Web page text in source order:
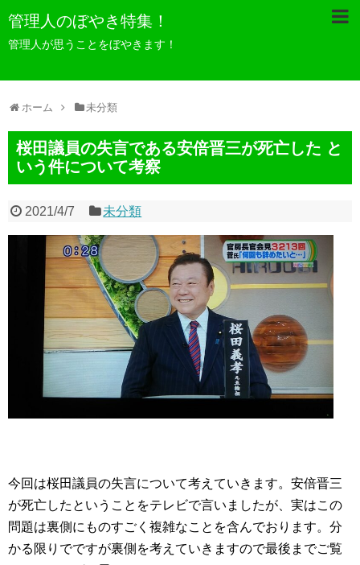
管理人のぼやき特集！
管理人が思うことをぼやきます！
ホーム 未分類
桜田議員の失言である安倍晋三が死亡した と
いう件について考察
2021/4/7 未分類
今回は桜田議員の失言について考えていきます。安倍晋三
が死亡したということをテレビで言いましたが、実はこの
問題は裏側にものすごく複雑なことを含んでおります。分
かる限りでですが裏側を考えていきますので最後までご覧